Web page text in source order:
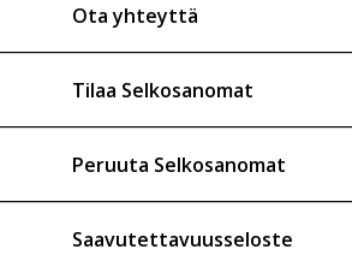
Ota yhteyttä
Tilaa Selkosanomat
Peruuta Selkosanomat
Saavutettavuusseloste